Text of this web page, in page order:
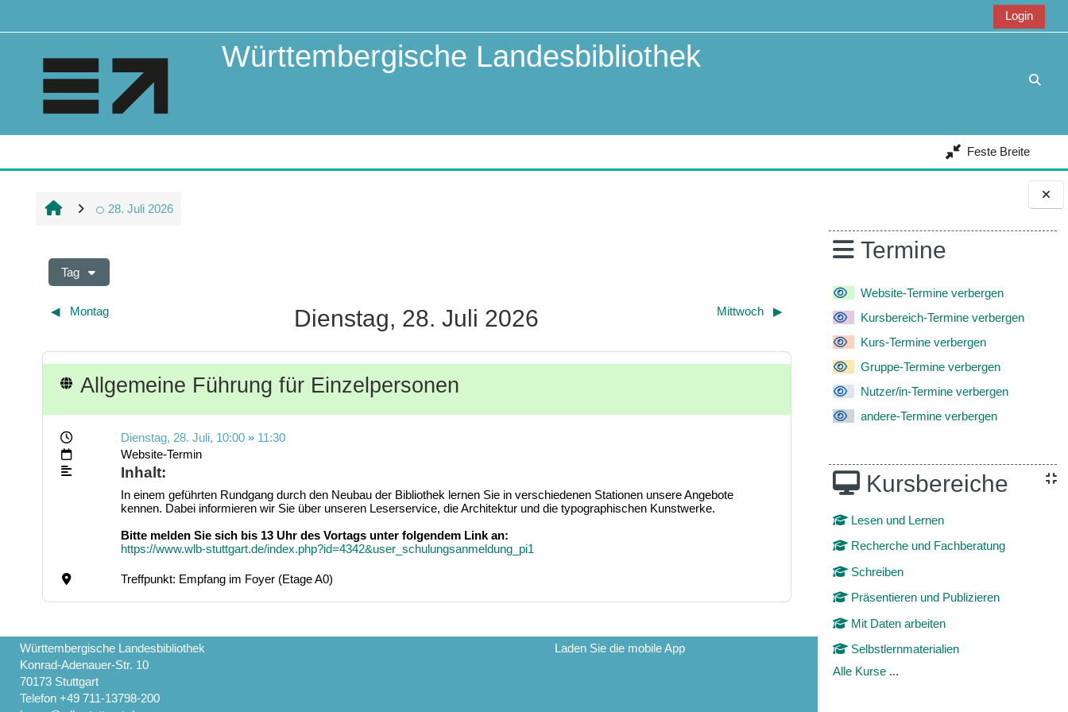
BlöckeTermine
Website-Termine verbergen
Kursbereich-Termine verbergen
Kurs-Termine verbergen
Gruppe-Termine verbergen
Nutzer/in-Termine verbergen
andere-Termine verbergen
Kursbereiche
Lesen und Lernen
Recherche und Fachberatung
Schreiben
Präsentieren und Publizieren
Mit Daten arbeiten
Selbstlernmaterialien
Alle Kurse ...
Login
Württembergische Landesbibliothek
Feste Breite
28. Juli 2026
Tag
◀︎ Montag Dienstag, 28. Juli 2026 Mittwoch ▶︎
Allgemeine Führung für Einzelpersonen
Dienstag, 28. Juli, 10:00 »11:30
Website-Termin
Inhalt:
In einem geführten Rundgang durch den Neubau der Bibliothek lernen Sie in verschiedenen Stationen unsere Angebote
kennen. Dabei informieren wir Sie über unseren Leserservice, die Architektur und die typographischen Kunstwerke.
Bitte melden Sie sich bis 13 Uhr des Vortags unter folgendem Link an:
https://www.wlb-stuttgart.de/index.php?id=4342&user_schulungsanmeldung_pi1
Treffpunkt: Empfang im Foyer (Etage A0)
Württembergische Landesbibliothek
Konrad-Adenauer-Str. 10
70173 Stuttgart
Telefon +49 711-13798-200
Laden Sie die mobile App